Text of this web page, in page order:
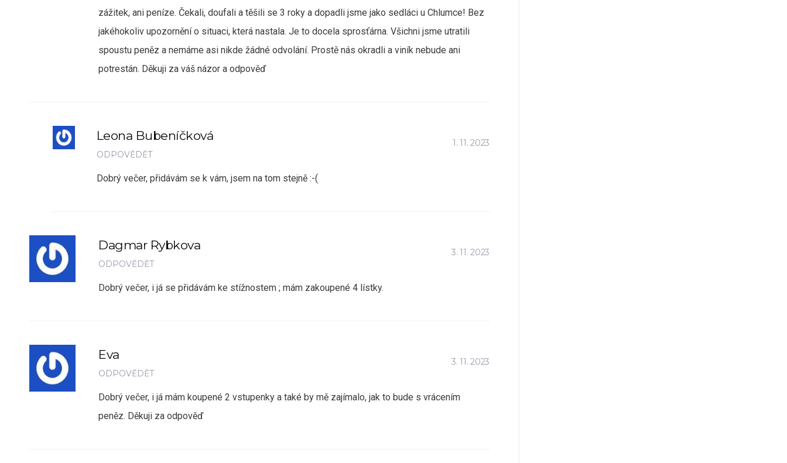
zážitek, ani peníze. Čekali, doufali a těšili se 3 roky a dopadli jsme jako sedláci u Chlumce! Bez
jakéhokoliv upozornění o situaci, která nastala. Je to docela sprosťárna. Všichni jsme utratili
spoustu peněz a nemáme asi nikde žádné odvolání. Prostě nás okradli a viník nebude ani
potrestán. Děkuji za váš názor a odpověď
Leona Bubeníčková
ODPOVĚDĚT
1. 11. 2023
Dobrý večer, přidávám se k vám, jsem na tom stejně :-(
Dagmar Rybkova
ODPOVĚDĚT
3. 11. 2023
Dobrý večer, i já se přidávám ke stížnostem ; mám zakoupené 4 lístky.
Eva
ODPOVĚDĚT
3. 11. 2023
Dobrý večer, i já mám koupené 2 vstupenky a také by mě zajímalo, jak to bude s vrácením
peněz. Děkuji za odpověď